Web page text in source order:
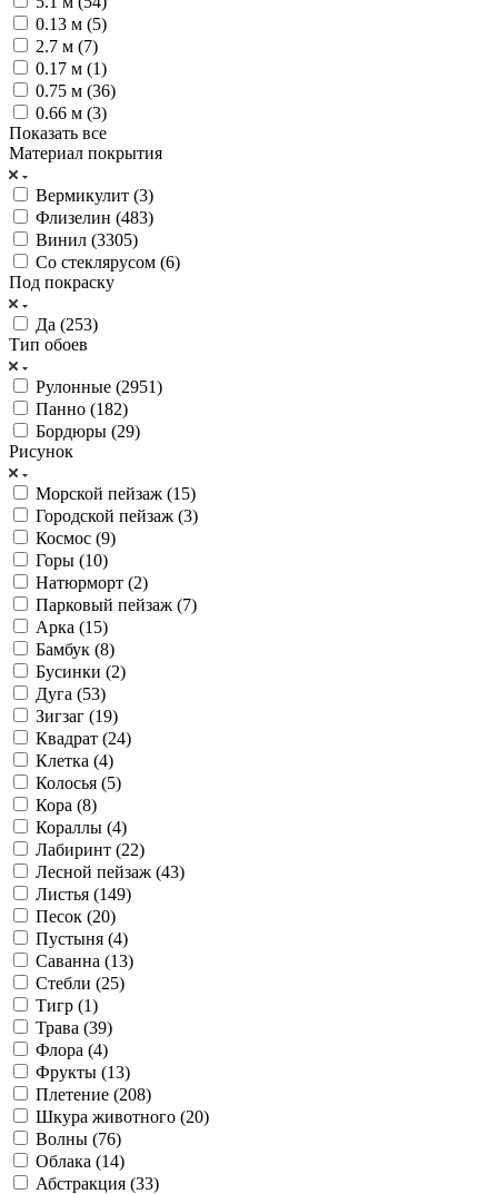
0.13 м (5)
2.7 м (7)
0.17 м (1)
0.75 м (36)
0.66 м (3)
Показать все
Материал покрытия
Вермикулит (3)
Флизелин (483)
Винил (3305)
Со стеклярусом (6)
Под покраску
Да (253)
Тип обоев
Рулонные (2951)
Панно (182)
Бордюры (29)
Рисунок
Морской пейзаж (15)
Городской пейзаж (3)
Космос (9)
Горы (10)
Натюрморт (2)
Парковый пейзаж (7)
Арка (15)
Бамбук (8)
Бусинки (2)
Дуга (53)
Зигзаг (19)
Квадрат (24)
Клетка (4)
Колосья (5)
Кора (8)
Кораллы (4)
Лабиринт (22)
Лесной пейзаж (43)
Листья (149)
Песок (20)
Пустыня (4)
Саванна (13)
Стебли (25)
Тигр (1)
Трава (39)
Флора (4)
Фрукты (13)
Плетение (208)
Шкура животного (20)
Волны (76)
Облака (14)
Абстракция (33)